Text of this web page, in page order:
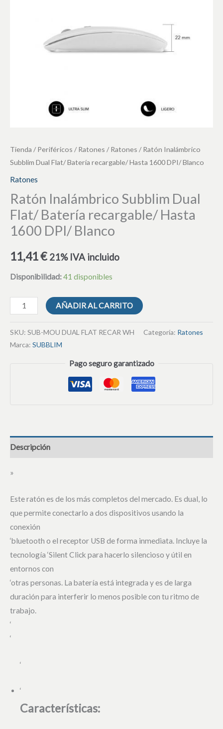
Tienda /Periféricos /Ratones /Ratones / Ratón Inalámbrico
Subblim Dual Flat/ Batería recargable/ Hasta 1600 DPI/ Blanco
Ratones
Ratón Inalámbrico Subblim Dual
Flat/ Batería recargable/ Hasta
1600 DPI/ Blanco
11,41€ 21% IVA incluido
Disponibilidad:41 disponibles
AÑADIR AL CARRITO
SKU: SUB-MOU DUAL FLAT RECAR WH Categoría: Ratones
Marca: SUBBLIM
Pago seguro garantizado
Descripción
»
Este ratón es de los más completos del mercado. Es dual, lo
que permite conectarlo a dos dispositivos usando la
conexión
‘bluetooth o el receptor USB de forma inmediata. Incluye la
tecnología ‘Silent Click para hacerlo silencioso y útil en
entornos con
‘otras personas. La batería está integrada y es de larga
duración para interferir lo menos posible con tu ritmo de
trabajo.
‘
‘
‘
‘
Características: